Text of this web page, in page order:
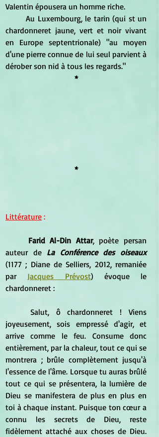
Valentin épousera un homme riche.
	Au Luxembourg, le tarin (qui st un
chardonneret jaune, vert et noir vivant
en Europe septentrionale) "au moyen
d'une pierre connue de lui seul parvient à
dérober son nid à tous les regards."
*
*
Littérature :
Farid Al-Din Attar, poète persan
auteur de La Conférence des oiseaux
(1177 ; Diane de Selliers, 2012, remaniée
par Jacques Prévost) évoque le
chardonneret :
joyeusement, sois empressé d'agir, et
arrive comme le feu. Consume donc
entièrement, par la chaleur, tout ce qui se
montrera ; brûle complètement jusqu'à
l'essence de l'âme. Lorsque tu auras brûlé
tout ce qui se présentera, la lumière de
Dieu se manifestera de plus en plus en
toi à chaque instant. Puisque ton cœur a
connu les secrets de Dieu, reste
fidèlement attaché aux choses de Dieu.